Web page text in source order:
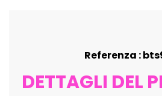
Referenza :
DETTAGLI DEL